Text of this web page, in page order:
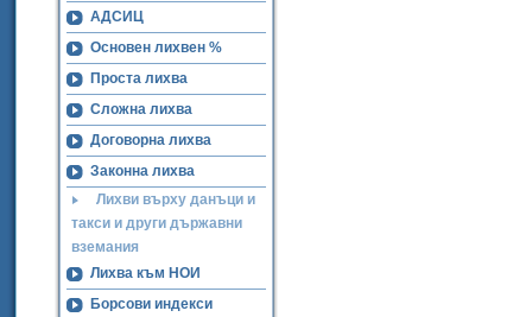
АДСИЦ
Основен лихвен %
Проста лихва
Сложна лихва
Договорна лихва
Законна лихва
Лихви върху данъци и
такси и други държавни
вземания
Лихва към НОИ
Борсови индекси